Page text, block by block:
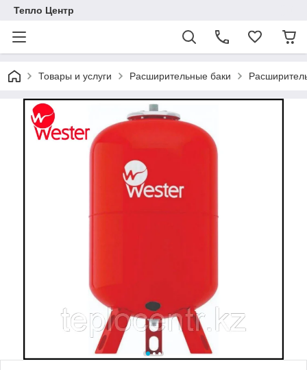
Тепло Центр
Товары и услуги Расширительные баки